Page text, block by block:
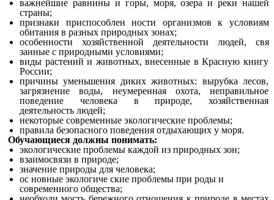
важнейшие равнины и горы, моря, озера и реки нашей
страны;
признаки приспособлен ности организмов к условиям
обитания в разных природных зонах;
особенности хозяйственной деятельности людей, свя
занные с природными условиями;
виды растений и животных, внесенные в Красную книгу
России;
причины уменьшения диких животных: вырубка лесов,
загрязнение воды, неумеренная охота, неправильное
поведение человека в природе, хозяйственная
деятельность людей;
некоторые современные экологические проблемы;
правила безопасного поведения отдыхающих у моря.
Обучающиеся должны понимать:
экологические проблемы каждой из природных зон;
взаимосвязи в природе;
значение природы для человека;
ос новные экологиче ские проблемы при роды и
современного общества;